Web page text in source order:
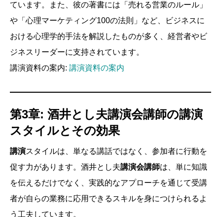
ています。また、彼の著書には「売れる営業のルール」
や「心理マーケティング100の法則」など、ビジネスに
おける心理学的手法を解説したものが多く、経営者やビ
ジネスリーダーに支持されています。
講演資料の案内: 講演資料の案内
第3章: 酒井とし夫講演会講師の講演
スタイルとその効果
講演スタイルは、単なる講話ではなく、参加者に行動を
促す力があります。酒井とし夫講演会講師は、単に知識
を伝えるだけでなく、実践的なアプローチを通じて受講
者が自らの業務に応用できるスキルを身につけられるよ
う工夫しています。